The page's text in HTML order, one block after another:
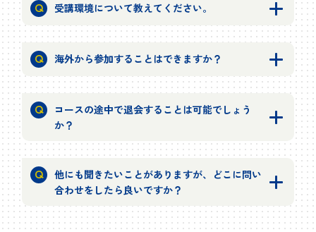
受講環境について教えてください。
海外から参加することはできますか？
コースの途中で退会することは可能でしょう
か？
他にも聞きたいことがありますが、どこに問い
合わせをしたら良いですか？